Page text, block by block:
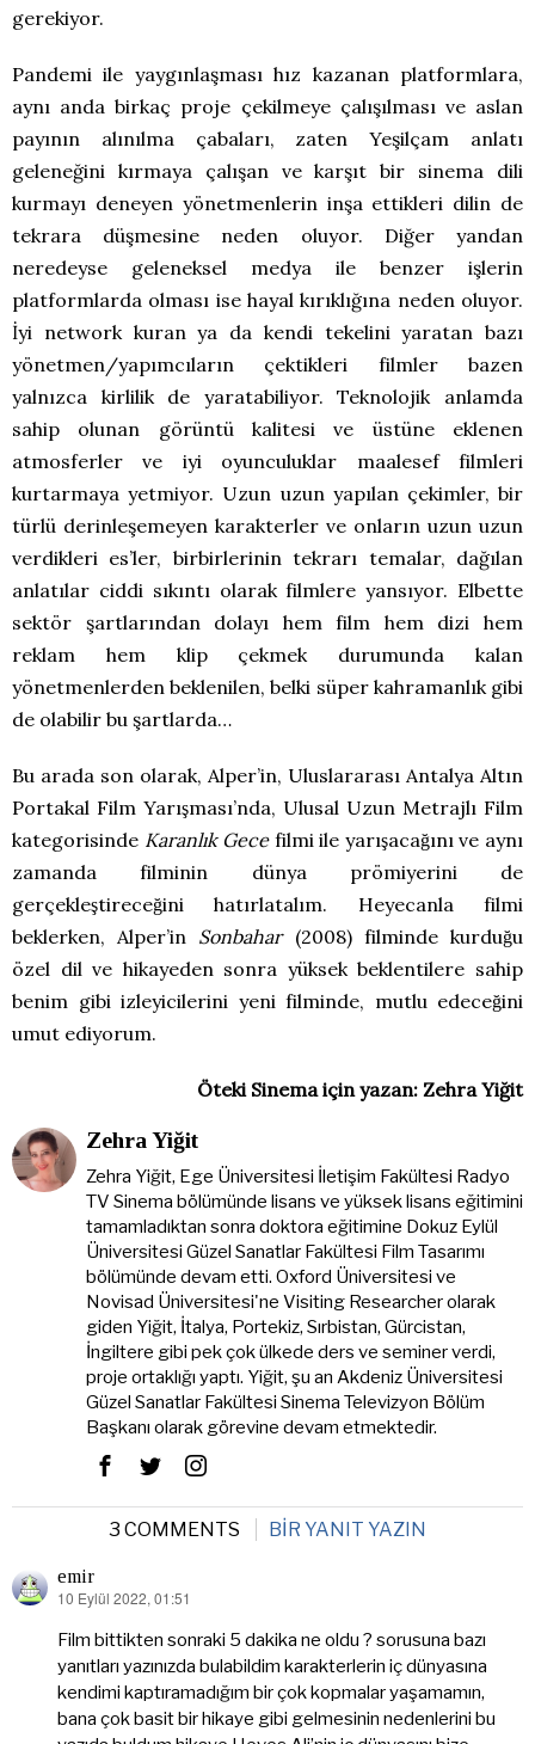
gerekiyor.
Pandemi ile yaygınlaşması hız kazanan platformlara,
aynı anda birkaç proje çekilmeye çalışılması ve aslan
payının alınılma çabaları, zaten Yeşilçam anlatı
geleneğini kırmaya çalışan ve karşıt bir sinema dili
kurmayı deneyen yönetmenlerin inşa ettikleri dilin de
tekrara düşmesine neden oluyor. Diğer yandan
neredeyse geleneksel medya ile benzer işlerin
platformlarda olması ise hayal kırıklığına neden oluyor.
İyi network kuran ya da kendi tekelini yaratan bazı
yönetmen/yapımcıların çektikleri filmler bazen
yalnızca kirlilik de yaratabiliyor. Teknolojik anlamda
sahip olunan görüntü kalitesi ve üstüne eklenen
atmosferler ve iyi oyunculuklar maalesef filmleri
kurtarmaya yetmiyor. Uzun uzun yapılan çekimler, bir
türlü derinleşemeyen karakterler ve onların uzun uzun
verdikleri es’ler, birbirlerinin tekrarı temalar, dağılan
anlatılar ciddi sıkıntı olarak filmlere yansıyor. Elbette
sektör şartlarından dolayı hem film hem dizi hem
reklam hem klip çekmek durumunda kalan
yönetmenlerden beklenilen, belki süper kahramanlık gibi
de olabilir bu şartlarda…
Bu arada son olarak, Alper’in, Uluslararası Antalya Altın
Portakal Film Yarışması’nda, Ulusal Uzun Metrajlı Film
kategorisinde Karanlık Gece filmi ile yarışacağını ve aynı
zamanda filminin dünya prömiyerini de
gerçekleştireceğini hatırlatalım. Heyecanla filmi
beklerken, Alper’in Sonbahar (2008) filminde kurduğu
özel dil ve hikayeden sonra yüksek beklentilere sahip
benim gibi izleyicilerini yeni filminde, mutlu edeceğini
umut ediyorum.
Öteki Sinema için yazan: Zehra Yiğit
Zehra Yiğit
Zehra Yiğit, Ege Üniversitesi İletişim Fakültesi Radyo
TV Sinema bölümünde lisans ve yüksek lisans eğitimini
tamamladıktan sonra doktora eğitimine Dokuz Eylül
Üniversitesi Güzel Sanatlar Fakültesi Film Tasarımı
bölümünde devam etti. Oxford Üniversitesi ve
Novisad Üniversitesi'ne Visiting Researcher olarak
giden Yiğit, İtalya, Portekiz, Sırbistan, Gürcistan,
İngiltere gibi pek çok ülkede ders ve seminer verdi,
proje ortaklığı yaptı. Yiğit, şu an Akdeniz Üniversitesi
Güzel Sanatlar Fakültesi Sinema Televizyon Bölüm
Başkanı olarak görevine devam etmektedir.
3 COMMENTS BIR YANIT YAZIN
emir
dedi
10 Eylül 2022, 01:51
Film bittikten sonraki 5 dakika ne oldu ? sorusuna bazı
yanıtları yazınızda bulabildim karakterlerin iç dünyasına
kendimi kaptıramadığım bir çok kopmalar yaşamamın,
bana çok basit bir hikaye gibi gelmesinin nedenlerini bu